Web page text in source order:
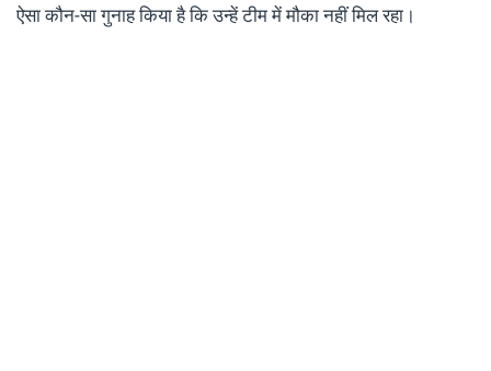
ऐसा कौन-सा गुनाह किया है कि उन्हें टीम में मौका नहीं मिल रहा।